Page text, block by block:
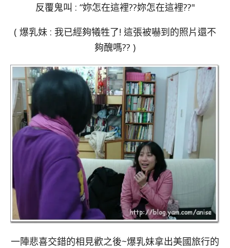
反覆鬼叫 : “妳怎在這裡??妳怎在這裡??"
( 爆乳妹 : 我已經夠犧牲了! 這張被嚇到的照片還不
夠醜嗎?? )
一陣悲喜交錯的相見歡之後~爆乳妹拿出美國旅行的